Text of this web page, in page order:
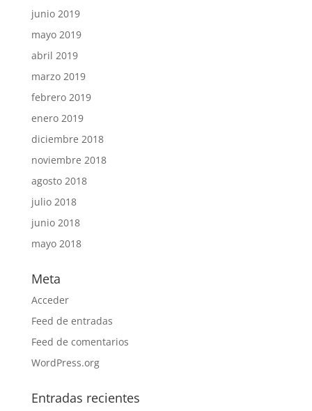
junio 2019
mayo 2019
abril 2019
marzo 2019
febrero 2019
enero 2019
diciembre 2018
noviembre 2018
agosto 2018
julio 2018
junio 2018
mayo 2018
Meta
Acceder
Feed de entradas
Feed de comentarios
WordPress.org
Entradas recientes